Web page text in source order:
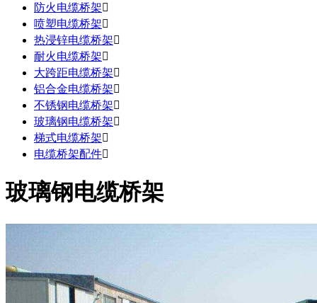
防火电缆桥架
喷塑电缆桥架
热浸锌电缆桥架
耐火电缆桥架
大跨距电缆桥架
铝合金电缆桥架
不锈钢电缆桥架
玻璃钢电缆桥架
梯式电缆桥架
电缆桥架配件
玻璃钢电缆桥架